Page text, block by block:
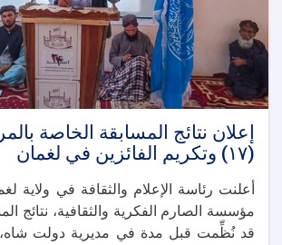
إعلان نتائج المسابقة الخاصة
(١٧) وتكريم الفائزين في لغمان
أعلنت رئاسة الإعلام والثقافة في ولاية
مؤسسة الصارم الفكرية والثقافية، نتائج